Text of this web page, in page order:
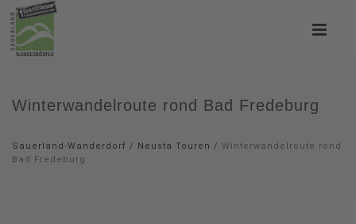
Winterwandelroute rond Bad Fredeburg
Sauerland-Wanderdorf / Neusta Touren / Winterwandelroute rond
Bad Fredeburg